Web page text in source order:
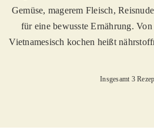
Gemüse, magerem Fleisch,
für eine bewusste Ernährung.
Vietnamesisch kochen heißt
Insgesamt 3